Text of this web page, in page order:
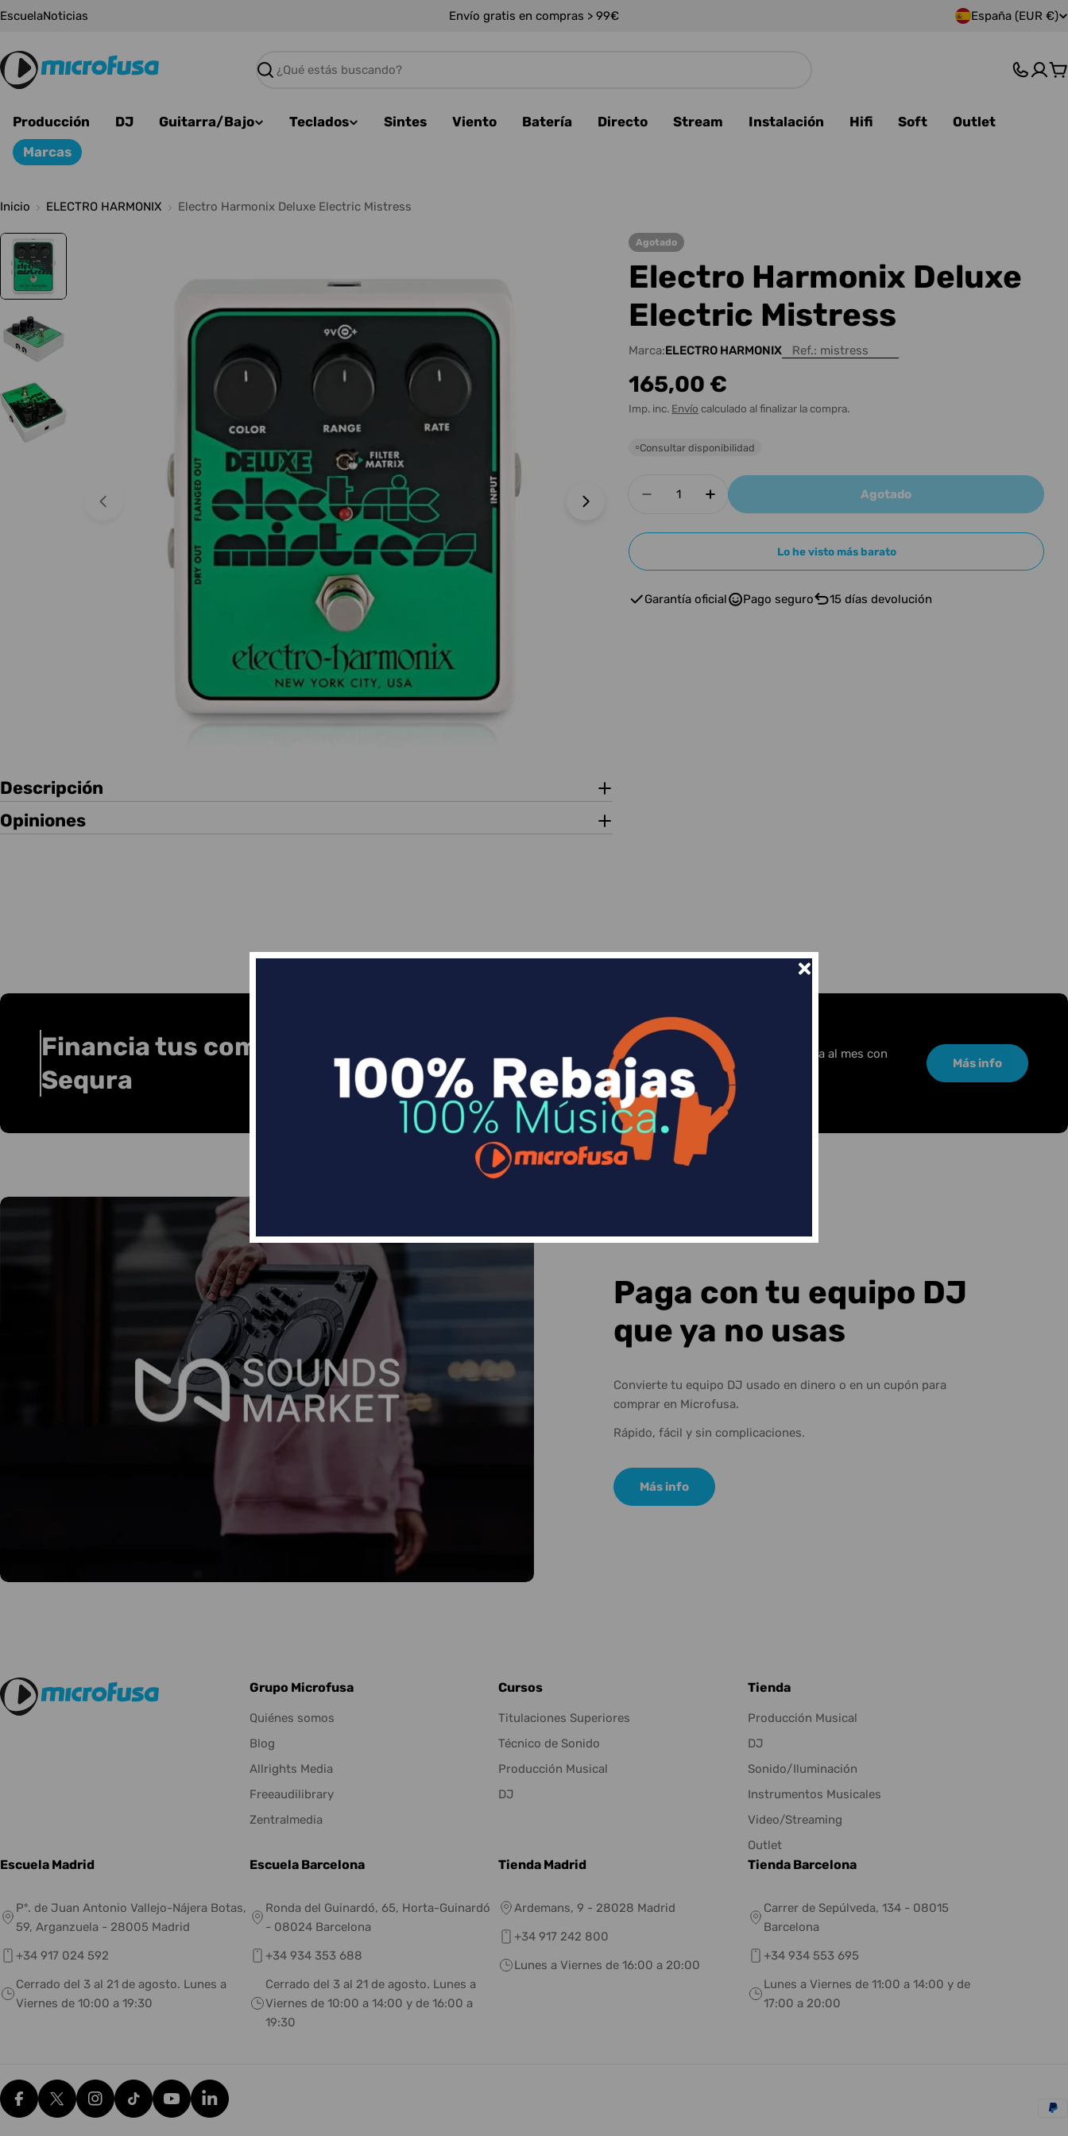
Saltar
EscuelaNoticias Envío gratis en compras > 99€
P
s
g
i
España (EUR €)
Buscar
Producción DJ Guitarra/Bajo Teclados Sintes Viento Batería Directo Stream Instalación Hifi Soft
Outlet
Marcas
Inicio ELECTRO HARMONIX Electro Harmonix Deluxe Electric Mistress
Abrir medios 0 en modal Abrir medios 1 en modal
Descripción
Opiniones
Agotado
Electro Harmonix Deluxe
Electric Mistress
Marca:ELECTRO HARMONIX Ref.: mistress
Precio
habitual
165,00 €
Imp. inc. Envío calculado al finalizar la compra.
○Consultar disponibilidad
Disminuir cantidad para Electro Harmonix Deluxe Electric
Aumentar cantidad para Electro Harmonix
Agotado
Lo he visto más barato
Garantía oficial Pago seguro 15 días devolución
Financia tus compras con
Sequra
Divide en 3 sin coste o hasta en 18 meses por una pequeña cuota al mes con
Más info
Paga con tu equipo DJ
que ya no usas
Convierte tu equipo DJ usado en dinero o en un cupón para
comprar en Microfusa.
Rápido, fácil y sin complicaciones.
Más info
Grupo Microfusa
Quiénes somos
Blog
Allrights Media
Freeaudilibrary
Zentralmedia
Cursos
Titulaciones Superiores
Técnico de Sonido
Producción Musical
DJ
Tienda
Producción Musical
DJ
Sonido/Iluminación
Instrumentos Musicales
Video/Streaming
Outlet
Escuela Madrid
Pº. de Juan Antonio Vallejo-Nájera Botas,
59, Arganzuela - 28005 Madrid
+34 917 024 592
Cerrado del 3 al 21 de agosto. Lunes a
Viernes de 10:00 a 19:30
Escuela Barcelona
Ronda del Guinardó, 65, Horta-Guinardó
- 08024 Barcelona
+34 934 353 688
Cerrado del 3 al 21 de agosto. Lunes a
Viernes de 10:00 a 14:00 y de 16:00 a
19:30
Tienda Madrid
Ardemans, 9 - 28028 Madrid
+34 917 242 800
Lunes a Viernes de 16:00 a 20:00
Tienda Barcelona
Carrer de Sepúlveda, 134 - 08015
Barcelona
+34 934 553 695
Lunes a Viernes de 11:00 a 14:00 y de
17:00 a 20:00
FacebookX (Twitter)Instagram
tiktok YouTubeTranslation missing: es.general.social.links.linkedin